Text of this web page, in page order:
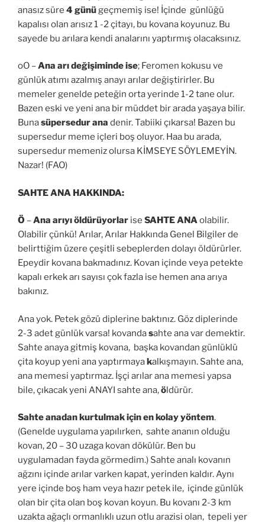
anasız süre 4 günügeçmemiş ise! İçinde günlüğü
kapalısı olan arısız 1 -2 çitayı, bu kovana koyunuz. Bu
sayede bu arılara kendi analarını yaptırmış olacaksınız.
oO –Ana arı değişiminde ise; Feromen kokusu ve
günlük atımı azalmış anayı arılar değiştirirler. Bu
memeler genelde peteğin orta yerinde 1-2 tane olur.
Bazen eski ve yeni ana bir müddet bir arada yaşaya bilir.
Bunasüpersedur ana denir. Tabiiki çıkarsa! Bazen bu
supersedur meme içleri boş oluyor. Haa bu arada,
supersedur memeniz olursa KİMSEYE SÖYLEMEYİN.
Nazar! (FAO)
SAHTE ANA HAKKINDA:
Ö –Ana arıyı öldürüyorlar ise SAHTE ANAolabilir.
Olabilir çünkü! Arılar, Arılar Hakkında Genel Bilgiler de
belirttiğim üzere çeşitli sebeplerden dolayı öldürürler.
Epeydir kovana bakmadınız. Kovan içinde veya petekte
kapalı erkek arı sayısı çok fazla ise hemen ana arıya
bakınız.
Ana yok. Petek gözü diplerine baktınız. Göz diplerinde
2-3 adet günlük varsa! kovandasahte ana var demektir.
Sahte anaya gitmiş kovana, başka kovandan günlüklü
çita koyup yeni ana yaptırmayakalkışmayın. Sahte ana,
ana memesi yaptırmaz. İşçi arılar ana memesi yapsa
bile, çıkacak yeni ANAYI sahte ana,öldürür.
Sahte anadan kurtulmak için en kolay yöntem.
(Genelde uygulama yapılırken, sahte ananın olduğu
kovan, 20 – 30 uzaga kovan dökülür. Ben bu
uygulamadan fayda görmedim.) Sahte analı kovanın
ağzını içinde arılar varken kapat, yerinden kaldır. Aynı
yere içinde boş ham veya hazır petek ile, içinde günlük
olan bir çita olan boş kovan koyun. Bu kovanı 2-3 km
uzakta ağaçlı ormanlıklı uzun otlu arazisi olan, tepeli yer